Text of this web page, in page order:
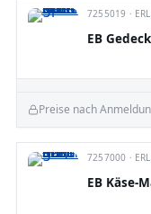
7255019 ·
EB
Preise nach
7257000 ·
EB Käse-